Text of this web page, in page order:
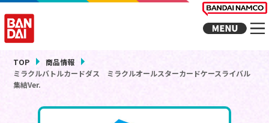
TOP
商品情報
ミラクルバトルカードダス ミラクルオールスターカードケースライバル
集結Ver.